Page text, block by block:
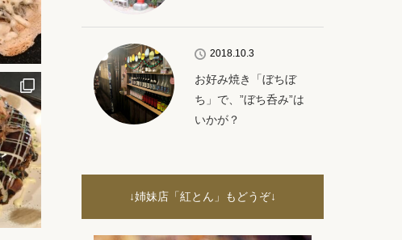
2018.10.3
お好み焼き「ぼちぼ
ち」で、”ぼち呑み”は
いかが？
↓姉妹店「紅とん」もどうぞ↓